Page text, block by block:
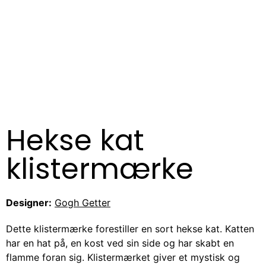
Hekse kat
klistermærke
Designer: Gogh Getter
Dette klistermærke forestiller en sort hekse kat. Katten
har en hat på, en kost ved sin side og har skabt en
flamme foran sig. Klistermærket giver et mystisk og